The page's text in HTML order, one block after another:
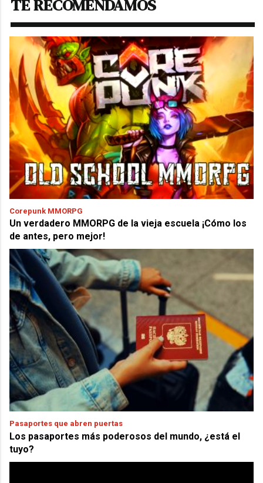
TE RECOMENDAMOS
Corepunk MMORPG
Un verdadero MMORPG de la vieja escuela ¡Cómo los
de antes, pero mejor!
Pasaportes que abren puertas
Los pasaportes más poderosos del mundo, ¿está el
tuyo?